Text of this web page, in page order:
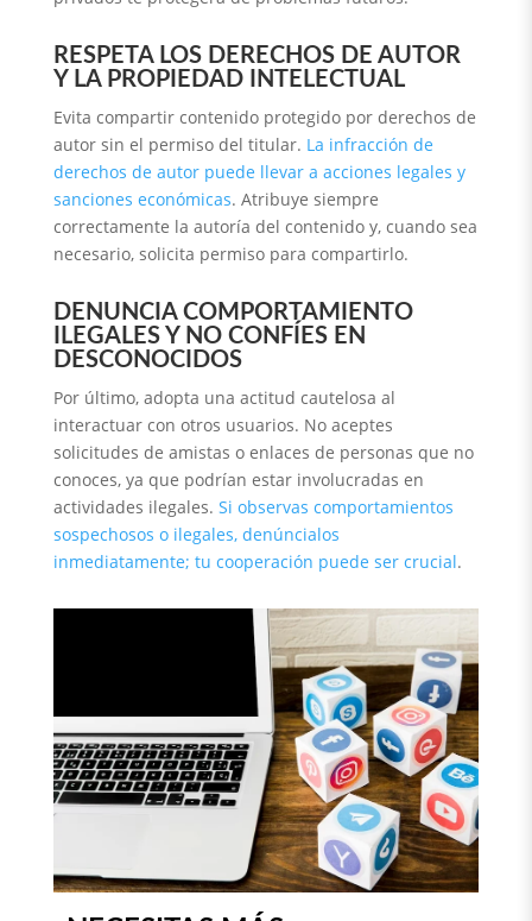
RESPETA LOS DERECHOS DE AUTOR
Y LA PROPIEDAD INTELECTUAL
Evita compartir contenido protegido por derechos de
autor sin el permiso del titular. La infracción de
derechos de autor puede llevar a acciones legales y
sanciones económicas. Atribuye siempre
correctamente la autoría del contenido y, cuando sea
necesario, solicita permiso para compartirlo.
DENUNCIA COMPORTAMIENTO
ILEGALES Y NO CONFÍES EN
DESCONOCIDOS
Por último, adopta una actitud cautelosa al
interactuar con otros usuarios. No aceptes
solicitudes de amistas o enlaces de personas que no
conoces, ya que podrían estar involucradas en
actividades ilegales. Si observas comportamientos
sospechosos o ilegales, denúncialos
inmediatamente; tu cooperación puede ser crucial.